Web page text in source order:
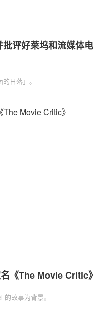
批评好莱坞和流媒体电
日落」。
《The Movie Critic》
故事为背景。